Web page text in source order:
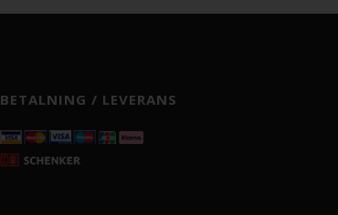
BETALNING / LEVERANS